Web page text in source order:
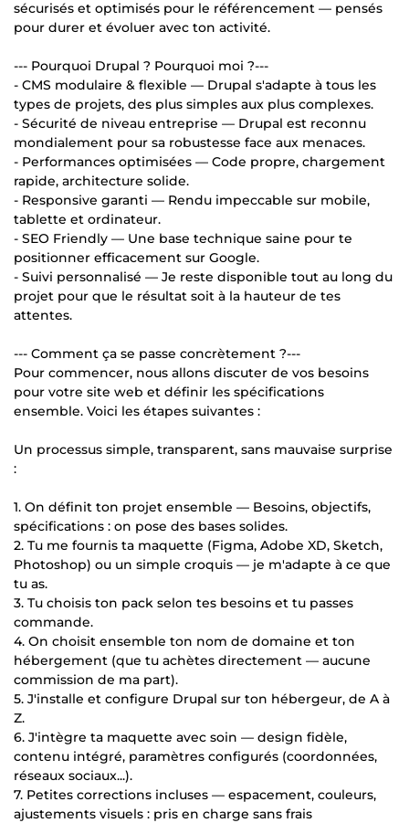
sécurisés et optimisés pour le référencement — pensés
pour durer et évoluer avec ton activité.
--- Pourquoi Drupal ? Pourquoi moi ?---
- CMS modulaire & flexible — Drupal s'adapte à tous les
types de projets, des plus simples aux plus complexes.
- Sécurité de niveau entreprise — Drupal est reconnu
mondialement pour sa robustesse face aux menaces.
- Performances optimisées — Code propre, chargement
rapide, architecture solide.
- Responsive garanti — Rendu impeccable sur mobile,
tablette et ordinateur.
- SEO Friendly — Une base technique saine pour te
positionner efficacement sur Google.
- Suivi personnalisé — Je reste disponible tout au long du
projet pour que le résultat soit à la hauteur de tes
attentes.
--- Comment ça se passe concrètement ?---
Pour commencer, nous allons discuter de vos besoins
pour votre site web et définir les spécifications
ensemble. Voici les étapes suivantes :
Un processus simple, transparent, sans mauvaise surprise
:
1. On définit ton projet ensemble — Besoins, objectifs,
spécifications : on pose des bases solides.
2. Tu me fournis ta maquette (Figma, Adobe XD, Sketch,
Photoshop) ou un simple croquis — je m'adapte à ce que
tu as.
3. Tu choisis ton pack selon tes besoins et tu passes
commande.
4. On choisit ensemble ton nom de domaine et ton
hébergement (que tu achètes directement — aucune
commission de ma part).
5. J'installe et configure Drupal sur ton hébergeur, de A à
Z.
6. J'intègre ta maquette avec soin — design fidèle,
contenu intégré, paramètres configurés (coordonnées,
réseaux sociaux...).
7. Petites corrections incluses — espacement, couleurs,
ajustements visuels : pris en charge sans frais